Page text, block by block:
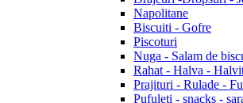
Napolitane
Biscuiti - Gofre
Piscoturi
Nuga - Salam de
Rahat - Halva -
Prajituri - Rulade -
Pufuleti - snacks -